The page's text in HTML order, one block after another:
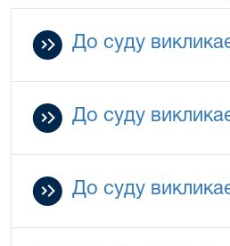
До суду
До суду
До суду